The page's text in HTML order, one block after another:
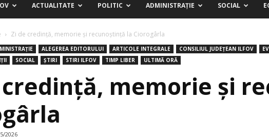
ACTUALITATE POLITIC ADMINISTRAȚIE SOCIAL
Zi de credință, memorie și recunoștință la Ciorogârla
ALEGEREA EDITORULUI ARTICOLE INTEGRALE CONSILIUL JUDEȚEAN ILFOV
SOCIAL ȘTIRI STIRI ILFOV TIMP LIBER ULTIMĂ ORĂ
credință, memorie și
2026